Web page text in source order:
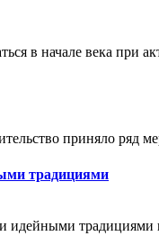
в начале века при
приняло ряд
традициями
идейными